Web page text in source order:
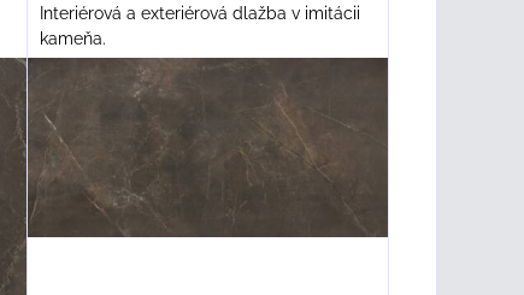
Interiérová a exteriérová dlažba v imitácii
kameňa.